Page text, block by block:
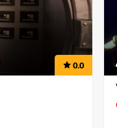
0.0